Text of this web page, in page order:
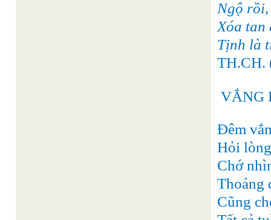
Ngộ
Xóa tan
Tịnh là
TH.CH.
VẮNG
Đêm
Hỏi
Chớ
Thoảng
Cũng